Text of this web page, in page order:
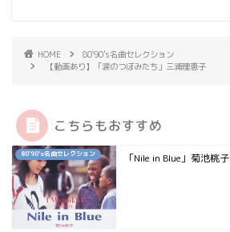
HOME
80`90's名曲セレクション
【動画あり】「涙のつぼみたち」三浦理恵子
こちらもおすすめ
80`90's名曲セレクション 「Nile in Blue」菊池桃子